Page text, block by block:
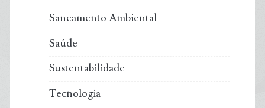
Saneamento Ambiental
Saúde
Sustentabilidade
Tecnologia